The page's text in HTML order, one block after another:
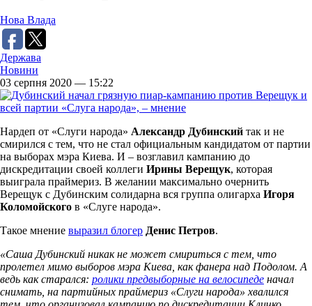
Нова Влада
Держава
Новини
03 серпня 2020 — 15:22
Нардеп от «Слуги народа» Александр Дубинский так и не
смирился с тем, что не стал официальным кандидатом от партии
на выборах мэра Киева. И – возглавил кампанию до
дискредитации своей коллеги Ирины Верещук, которая
выиграла праймериз. В желании максимально очернить
Верещук с Дубинским солидарна вся группа олигарха Игоря
Коломойского в «Слуге народа».
Такое мнение выразил блогер Денис Петров.
«Саша Дубинский никак не может смириться с тем, что
пролетел мимо выборов мэра Киева, как фанера над Подолом. А
ведь как старался: ролики предвыборные на велосипеде начал
снимать, на партийных праймериз «Слуги народа» хвалился